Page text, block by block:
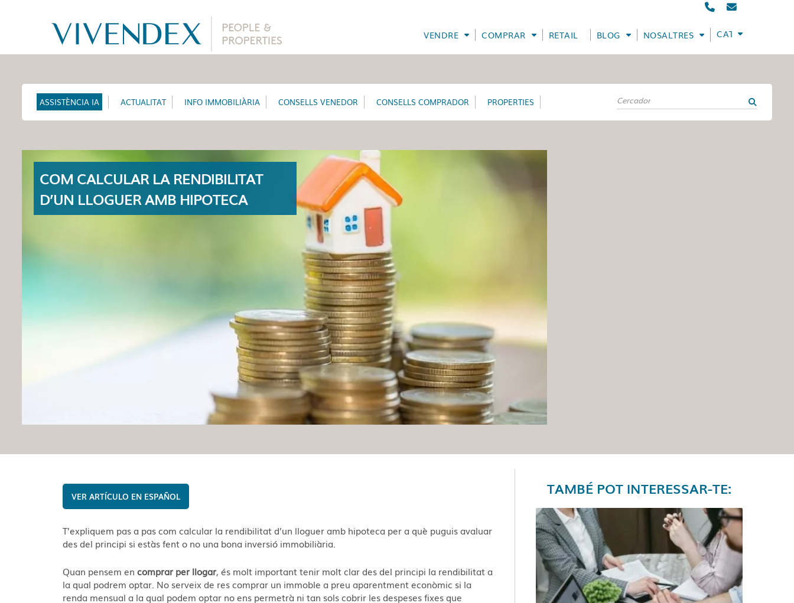
VENDRE COMPRAR RETAIL BLOG NOSALTRES CATALÀ
ASSISTÈNCIA IA ACTUALITAT INFO IMMOBILIÀRIA CONSELLS VENEDOR CONSELLS COMPRADOR PROPERTIES
COM CALCULAR LA RENDIBILITAT
D’UN LLOGUER AMB HIPOTECA
ESPAÑOL
T’expliquem pas a pas com calcular la rendibilitat d’un lloguer amb hipoteca per a què puguis avaluar
des del principi si estàs fent o no una bona inversió immobiliària.
Quan pensem encomprar per llogar, és molt important tenir molt clar des del principi la rendibilitat a
la qual podrem optar. No serveix de res comprar un immoble a preu aparentment econòmic si la
renda mensual a la qual podem optar no ens permetrà ni tan sols cobrir les despeses fixes que
TAMBÉ POT INTERESSAR-TE: